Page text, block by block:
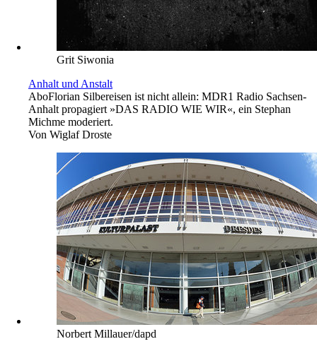
Grit Siwonia
Anhalt und Anstalt
AboFlorian Silbereisen ist nicht allein: MDR1 Radio Sachsen-
Anhalt ­propagiert »DAS RADIO WIE WIR«, ein Stephan
Michme moderiert.
Von Wiglaf Droste
Norbert Millauer/dapd